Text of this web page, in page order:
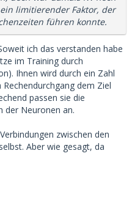
limitierender Faktor, der
führen konnte.
ich das verstanden habe
im Training durch
Ihnen wird durch ein Zahl
dem Ziel
passen sie die
der Neuronen an.
zwischen den
Aber wie gesagt, da